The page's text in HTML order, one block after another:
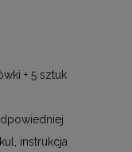
+ 5 sztuk
instrukcja